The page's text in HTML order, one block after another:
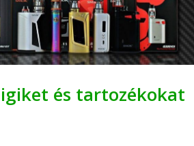
és tartozékokat